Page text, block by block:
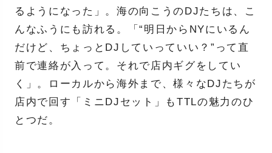
るようになった」。海の向こうのDJたちは、こ
んなふうにも訪れる。「“明日からNYにいるん
だけど、ちょっとDJしていっていい？”って直
前で連絡が入って。それで店内ギグをしてい
く」。ローカルから海外まで、様々なDJたちが
店内で回す「ミニDJセット」もTTLの魅力のひ
とつだ。